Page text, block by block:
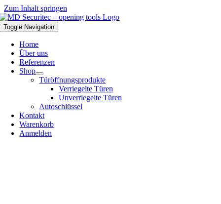
Zum Inhalt springen
Toggle Navigation
Home
Über uns
Referenzen
Shop
Türöffnungsprodukte
Verriegelte Türen
Unverriegelte Türen
Autoschlüssel
Kontakt
Warenkorb
Anmelden